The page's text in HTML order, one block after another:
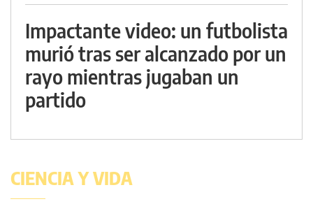
Impactante video: un futbolista
murió tras ser alcanzado por un
rayo mientras jugaban un
partido
CIENCIA Y VIDA